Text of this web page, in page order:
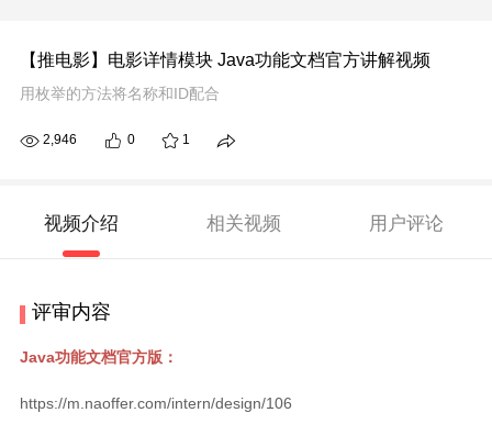
【推电影】电影详情模块 Java功能文档官方讲解视频
用枚举的方法将名称和ID配合
2,946 0 1
视频介绍 相关视频 用户评论
评审内容
Java功能文档官方版：
https://m.naoffer.com/intern/design/106